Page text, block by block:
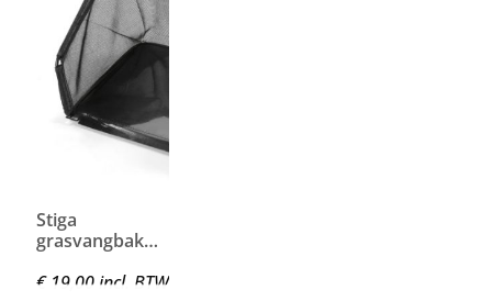
Stiga
grasvangbak
€ 19,00 incl. BTW